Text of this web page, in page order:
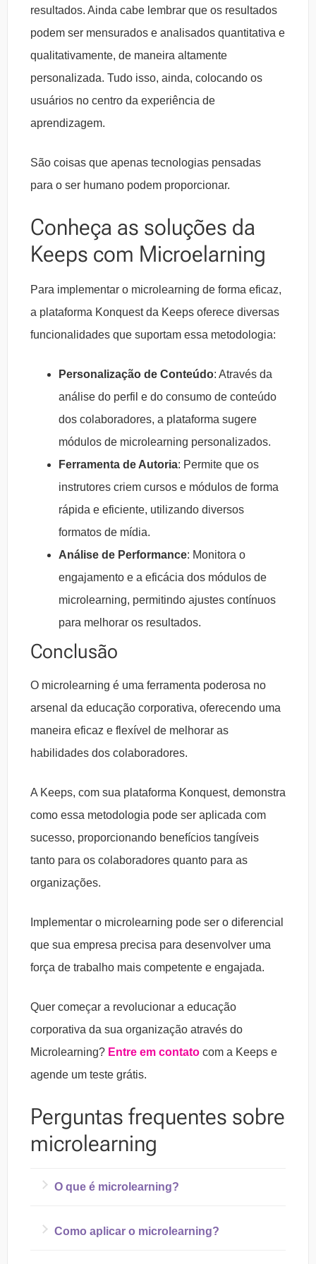
resultados. Ainda cabe lembrar que os resultados
podem ser mensurados e analisados quantitativa e
qualitativamente, de maneira altamente
personalizada. Tudo isso, ainda, colocando os
usuários no centro da experiência de
aprendizagem.
São coisas que apenas tecnologias pensadas
para o ser humano podem proporcionar.
Conheça as soluções da
Keeps com Microelarning
Para implementar o microlearning de forma eficaz,
a plataforma Konquest da Keeps oferece diversas
funcionalidades que suportam essa metodologia:
Personalização de Conteúdo: Através da
análise do perfil e do consumo de conteúdo
dos colaboradores, a plataforma sugere
módulos de microlearning personalizados.
Ferramenta de Autoria: Permite que os
instrutores criem cursos e módulos de forma
rápida e eficiente, utilizando diversos
formatos de mídia.
Análise de Performance: Monitora o
engajamento e a eficácia dos módulos de
microlearning, permitindo ajustes contínuos
para melhorar os resultados.
Conclusão
O microlearning é uma ferramenta poderosa no
arsenal da educação corporativa, oferecendo uma
maneira eficaz e flexível de melhorar as
habilidades dos colaboradores.
A Keeps, com sua plataforma Konquest, demonstra
como essa metodologia pode ser aplicada com
sucesso, proporcionando benefícios tangíveis
tanto para os colaboradores quanto para as
organizações.
Implementar o microlearning pode ser o diferencial
que sua empresa precisa para desenvolver uma
força de trabalho mais competente e engajada.
Quer começar a revolucionar a educação
corporativa da sua organização através do
Microlearning? Entre em contato com a Keeps e
agende um teste grátis.
Perguntas frequentes sobre
microlearning
O que é microlearning?
Microlearning é um conceito metodológico
Como aplicar o microlearning?